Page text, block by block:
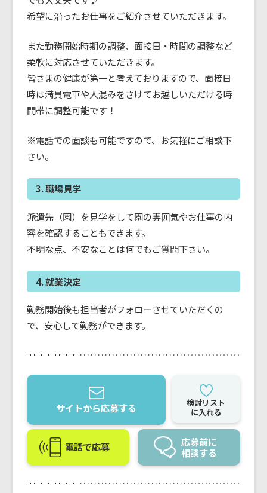
希望に沿ったお仕事をご紹介させていただきます。
また勤務開始時期の調整、面接日・時間の調整など
柔軟に対応させていただきます。
皆さまの健康が第一と考えておりますので、面接日
時は満員電車や人混みをさけてお越しいただける時
間帯に調整可能です！
※電話での面談も可能ですので、お気軽にご相談下
さい。
3. 職場見学
派遣先（園）を見学をして園の雰囲気やお仕事の内
容を確認することもできます。
不明な点、不安なことは何でもご質問下さい。
4. 就業決定
勤務開始後も担当者がフォローさせていただくの
で、安心して勤務ができます。
サイトから応募する
検討リスト
に入れる
電話で応募
応募前に
相談する